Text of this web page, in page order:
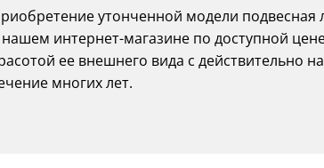
утонченной модели подвесная
нашем интернет-магазине по доступной
ее внешнего вида с действительно
многих лет.